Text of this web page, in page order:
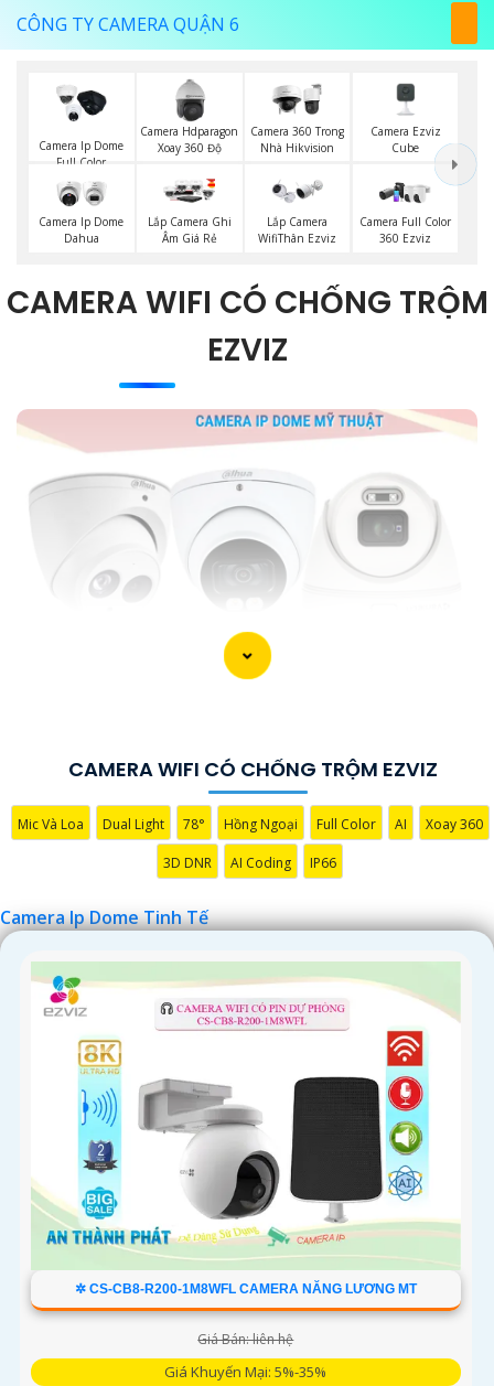
CÔNG TY CAMERA QUẬN 6
Camera Ip Dome
Full Color
Camera Hdparagon
Xoay 360 Độ
Camera 360 Trong
Nhà Hikvision
Camera Ezviz
Cube
Camera Ip Dome
Dahua
Lắp Camera Ghi
Âm Giá Rẻ
Lắp Camera
WifiThân Ezviz
Camera Full Color
360 Ezviz
CAMERA WIFI CÓ CHỐNG TRỘM
EZVIZ
'
CAMERA WIFI CÓ CHỐNG TRỘM EZVIZ
Mic Và Loa Dual Light 78° Hồng Ngoại Full Color AI Xoay 360
3D DNR AI Coding IP66
Camera Ip Dome Tinh Tế
✲ CS-CB8-R200-1M8WFL CAMERA NĂNG LƯƠNG MT
Giá Bán: liên hệ
Giá Khuyến Mại: 5%-35%